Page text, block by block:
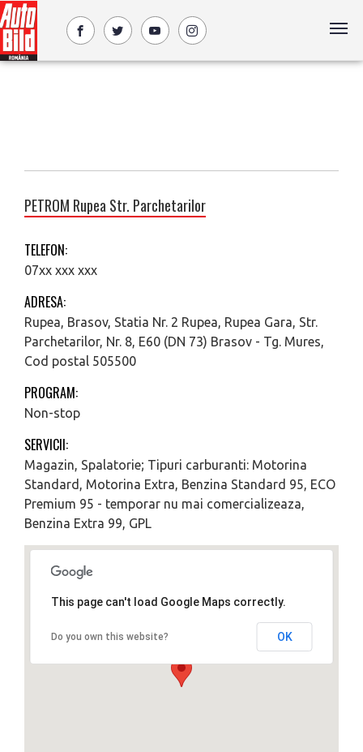
PETROM Rupea Str. Parchetarilor
TELEFON:
07xx xxx xxx
ADRESA:
Rupea, Brasov, Statia Nr. 2 Rupea, Rupea Gara, Str.
Parchetarilor, Nr. 8, E60 (DN 73) Brasov - Tg. Mures,
Cod postal 505500
PROGRAM:
Non-stop
SERVICII:
Magazin, Spalatorie; Tipuri carburanti: Motorina
Standard, Motorina Extra, Benzina Standard 95, ECO
Premium 95 - temporar nu mai comercializeaza,
Benzina Extra 99, GPL
This page can't load Google Maps correctly.
Do you own this website? OK